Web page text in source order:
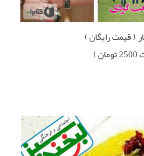
چهار ( قیمت رایگان )
)